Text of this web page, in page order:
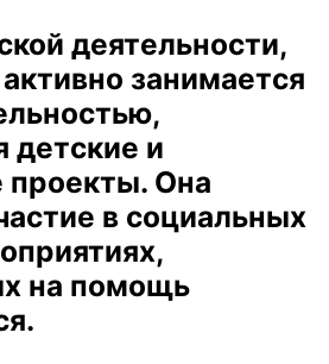
деятельности,
занимается
детские и
Она
в социальных
на помощь